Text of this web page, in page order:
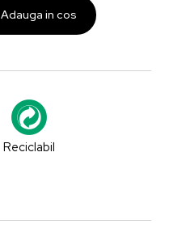
Adauga in cos
Reciclabil